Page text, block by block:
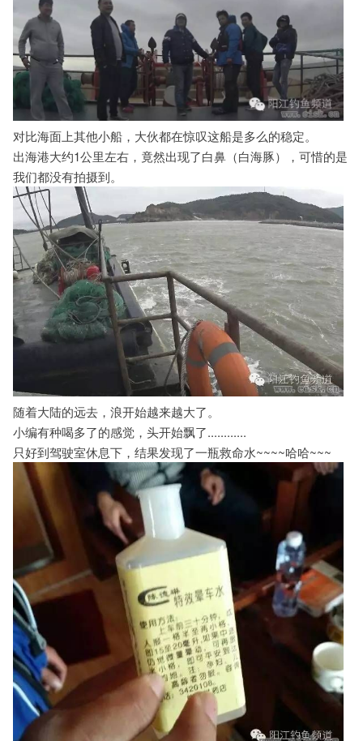
对比海面上其他小船，大伙都在惊叹这船是多么的稳定。
出海港大约1公里左右，竟然出现了白鼻（白海豚），可惜的是
我们都没有拍摄到。
随着大陆的远去，浪开始越来越大了。
小编有种喝多了的感觉，头开始飘了............
只好到驾驶室休息下，结果发现了一瓶救命水~~~~哈哈~~~